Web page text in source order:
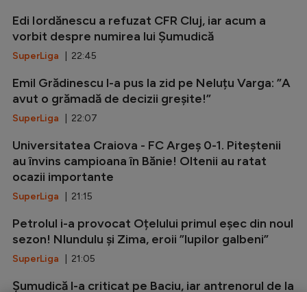
Edi Iordănescu a refuzat CFR Cluj, iar acum a
vorbit despre numirea lui Șumudică
SuperLiga | 22:45
Emil Grădinescu l-a pus la zid pe Neluțu Varga: ”A
avut o grămadă de decizii greșite!”
SuperLiga | 22:07
Universitatea Craiova - FC Argeș 0-1. Piteștenii
au învins campioana în Bănie! Oltenii au ratat
ocazii importante
SuperLiga | 21:15
Petrolul i-a provocat Oțelului primul eșec din noul
sezon! Nlundulu și Zima, eroii ”lupilor galbeni”
SuperLiga | 21:05
Șumudică l-a criticat pe Baciu, iar antrenorul de la